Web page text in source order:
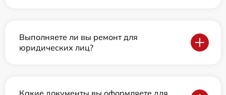
Выполняете ли вы ремонт для
юридических лиц?